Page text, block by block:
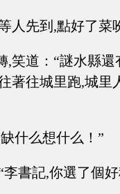
人先到,點好了菜
,笑道：“謎水縣
著往城里跑,城
什么想什么！”
書記,你選了個